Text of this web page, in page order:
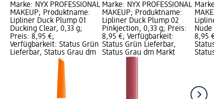
Marke: NYX PROFESSIONAL
MAKEUP; Produktname:
Lipliner Duck Plump 01
Ducking Clear, 0,33 g;
Preis: 8,95 €;
Verfügbarkeit: Status Grün
Lieferbar, Status Grau dm
Marke: NYX PROFESSIONAL
MAKEUP; Produktname:
Lipliner Duck Plump 02
Pinkjection, 0,33 g; Preis:
8,95 €; Verfügbarkeit:
Status Grün Lieferbar,
Status Grau dm Markt
Marke:
Lipliner
Nude
8,95 €;
Status
Status